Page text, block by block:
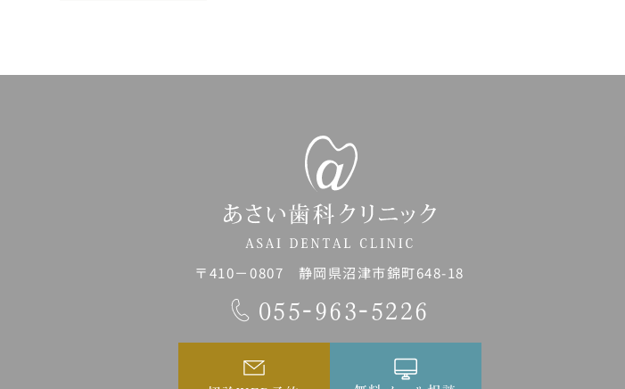
〒410－0807 静岡県沼津市錦町648-18
055-963-5226